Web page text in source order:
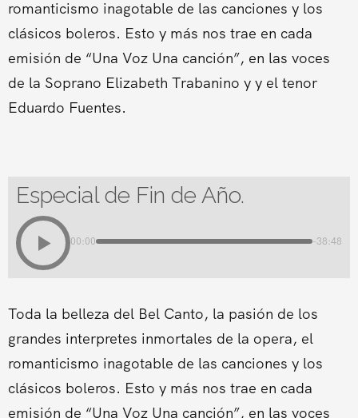
romanticismo inagotable de las canciones y los
clásicos boleros. Esto y más nos trae en cada
emisión de “Una Voz Una canción”, en las voces
de la Soprano Elizabeth Trabanino y y el tenor
Eduardo Fuentes.
Especial de Fin de Año.
00:00 -38:48
Toda la belleza del Bel Canto, la pasión de los
grandes interpretes inmortales de la opera, el
romanticismo inagotable de las canciones y los
clásicos boleros. Esto y más nos trae en cada
emisión de “Una Voz Una canción”, en las voces